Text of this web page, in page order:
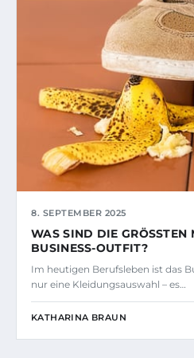
8. SEPTEMBER 2025
WAS SIND DIE GRÖSSTEN
USINESS-OUTFIT?
Im heutigen Berufsleben ist das
nur eine Kleidungsauswahl – es…
KATHARINA BRAUN